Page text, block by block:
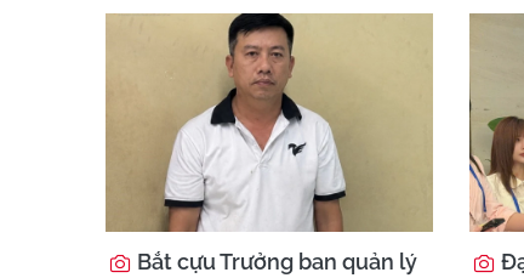
Bắt cựu Trưởng ban quản lý